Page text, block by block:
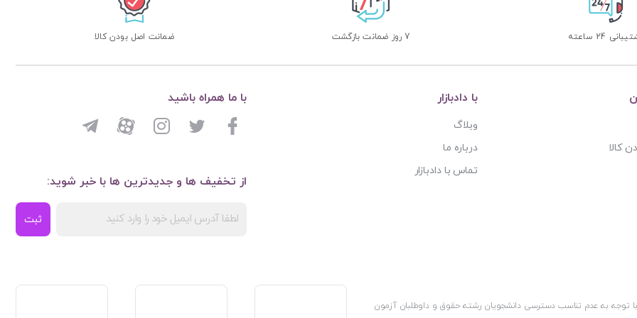
24 ساعته 7 روز ضمانت بازگشت ضمانت اصل بودن کالا
کالا
با دادبازار
وبلاگ
درباره ما
تماس با دادبازار
از تخفیف ها و جدیدترین ها با خبر شوید:
ثبت
با ما همراه باشید
توجه به عدم تناسب دسترسی دانشجویان رشته حقوق و داوطلبان آزمون